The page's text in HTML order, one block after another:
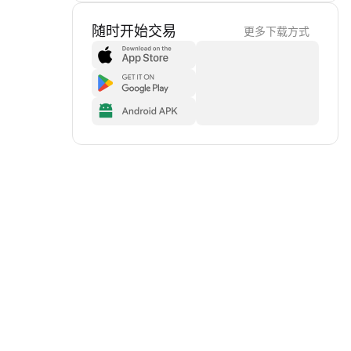
随时开始交易 更多下载方式